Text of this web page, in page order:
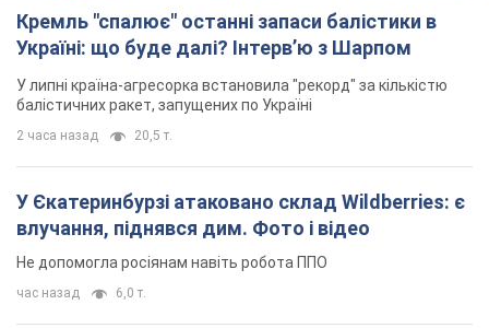
Кремль "спалює" останні запаси балістики в
Україні: що буде далі? Інтерв’ю з Шарпом
У липні країна-агресорка встановила "рекорд" за кількістю
балістичних ракет, запущених по Україні
2 часа назад 20,5 т.
У Єкатеринбурзі атаковано склад Wildberries: є
влучання, піднявся дим. Фото і відео
Не допомогла росіянам навіть робота ППО
час назад 6,0 т.